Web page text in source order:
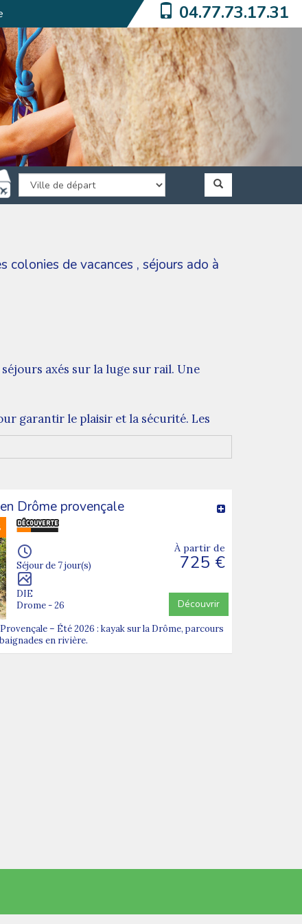
04.77.73.17.31
colonies de vacances , séjours ado à
axés sur la luge sur rail. Une
garantir le plaisir et la sécurité. Les
les paysages.
leur activité préférée.
pour qu'ils puissent vivre
Drôme provençale
Séjour de 7 jour(s)
DIE
Drome - 26
À partir de
725 €
Découvrir
– Été 2026 : kayak sur la Drôme, parcours
en rivière.